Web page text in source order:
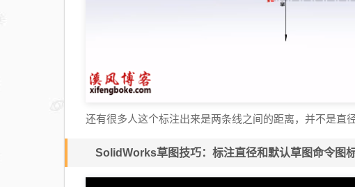
还有很多人这个标注出来是两条线之间的距离，并不是直
SolidWorks草图技巧：标注直径和默认草图命令图